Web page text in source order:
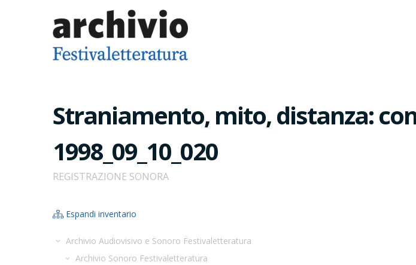
Straniamento, mito, distanza:
1998_09_10_020
REGISTRAZIONE SONORA
Espandi inventario
Archivio Audiovisivo e Sonoro Festivaletteratura
Archivio Sonoro Festivaletteratura